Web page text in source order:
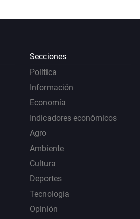
Secciones
Política
Información
Economía
Indicadores económicos
Agro
Ambiente
Cultura
Deportes
Tecnología
Opinión